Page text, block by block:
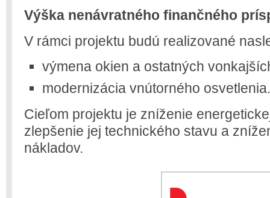
Výška nenávratného finančného
V rámci projektu budú realizované
výmena okien a ostatných
modernizácia vnútorného osvetlenia.
Cieľom projektu je zníženie
zlepšenie jej technického stavu a
nákladov.